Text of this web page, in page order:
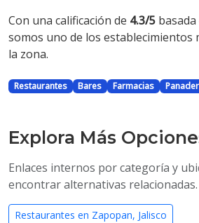
Con una calificación de 4.3/5 basada
somos uno de los establecimientos
la zona.
Restaurantes Bares Farmacias
Explora Más
Enlaces internos por categoría y
encontrar alternativas relacionadas.
Restaurantes en Zapopan, Jalisco